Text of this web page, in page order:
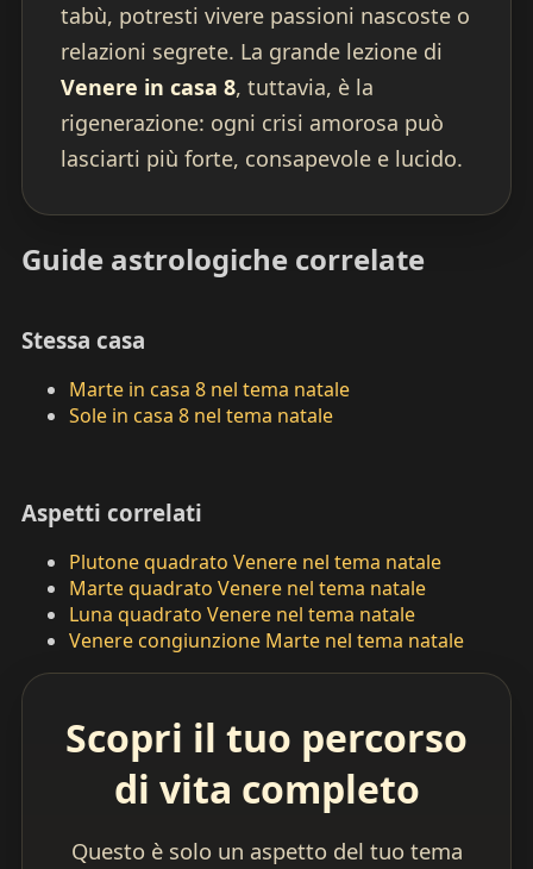
tabù, potresti vivere passioni nascoste o
relazioni segrete. La grande lezione di
Venere in casa 8, tuttavia, è la
rigenerazione: ogni crisi amorosa può
lasciarti più forte, consapevole e lucido.
Guide astrologiche correlate
Stessa casa
Marte in casa 8 nel tema natale
Sole in casa 8 nel tema natale
Aspetti correlati
Plutone quadrato Venere nel tema natale
Marte quadrato Venere nel tema natale
Luna quadrato Venere nel tema natale
Venere congiunzione Marte nel tema natale
Scopri il tuo percorso
di vita completo
Questo è solo un aspetto del tuo tema